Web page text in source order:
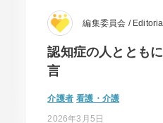
編集委員会 /
認知症の人ととも
言
介護者 看護・介護
2026年3月5日